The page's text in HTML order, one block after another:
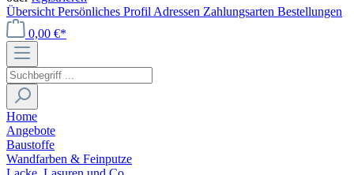
Übersicht Persönliches Profil Adressen Zahlungsarten Bestellungen
0,00 €*
Home
Angebote
Baustoffe
Wandfarben & Feinputze